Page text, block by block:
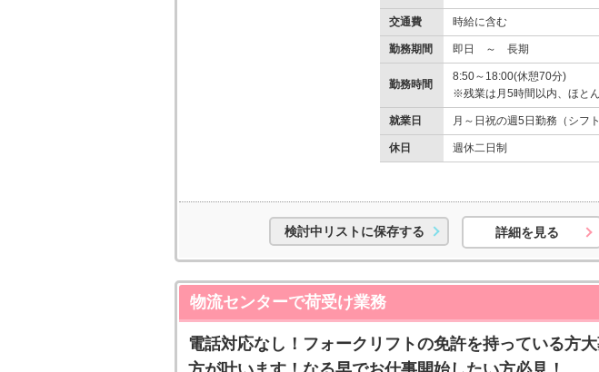
交通費 時給に含む
勤務期間 即日 ～ 長期
勤務時間
8:50～18:00(休憩70分)
※残業は月5時間以内、ほと
就業日 月～日祝の週5日勤務（シフト
休日 週休二日制
検討中リストに保存する 詳細を見る
物流センターで荷受け業務
電話対応なし！フォークリフトの免許を持っている方